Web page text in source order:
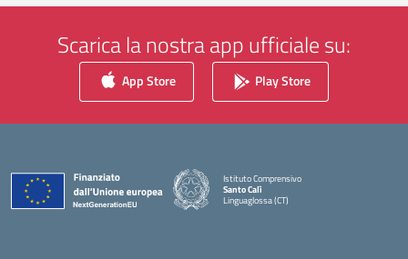
Scarica la nostra app ufficiale su:
App Store Play Store
Istituto Comprensivo
Santo Calì
Linguaglossa (CT)
— Visita la pagina iniziale della scuola